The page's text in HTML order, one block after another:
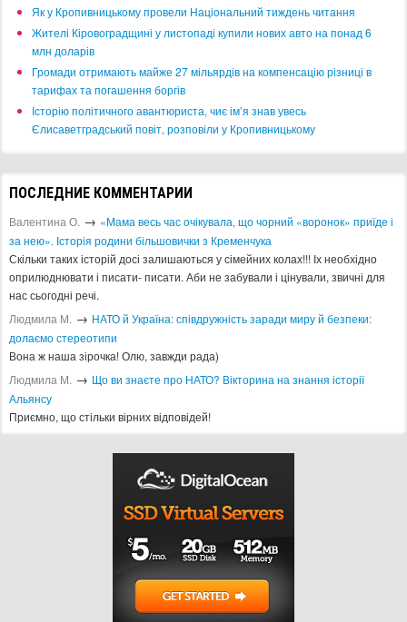
​Як у Кропивницькому провели Національний тиждень читання
​Жителі Кіровоградщині у листопаді купили нових авто на понад 6
млн доларів
​Громади отримають майже 27 мільярдів на компенсацію різниці в
тарифах та погашення боргів
Історію політичного авантюриста, чиє ім’я знав увесь
Єлисаветградський повіт, розповіли у Кропивницькому
ПОСЛЕДНИЕ КОММЕНТАРИИ
Валентина О. → «Мама весь час очікувала, що чорний «воронок» приїде і
за нею». Історія родини більшовички з Кременчука
Скільки таких історій досі залишаються у сімейних колах!!! Іх необхідно
оприлюднювати і писати- писати. Аби не забували і цінували, звичні для
нас сьогодні речі.
Людмила М. → ​НАТО й Україна: співдружність заради миру й безпеки:
долаємо стереотипи
Вона ж наша зірочка! Олю, завжди рада)
Людмила М. → Що ви знаєте про НАТО? Вікторина на знання історії
Альянсу ​
Приємно, що стільки вірних відповідей!